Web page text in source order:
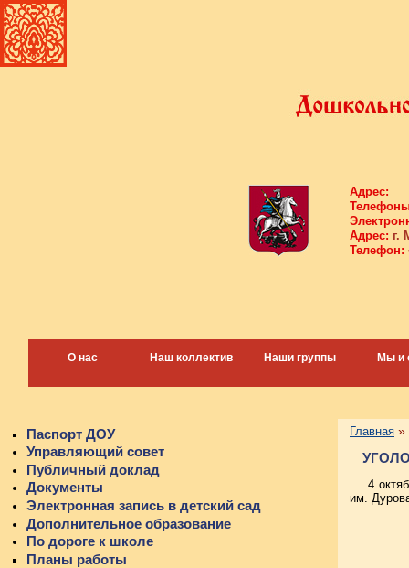
Адрес:
Адрес: г.
Телефон:
О нас Наш коллектив Наши группы Мы и
Паспорт ДОУ
Управляющий совет
Публичный доклад
Документы
Электронная запись в детский сад
Дополнительное образование
По дороге к школе
Планы работы
Главная »
4
им.